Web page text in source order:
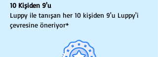
10 Kişiden 9'u
Luppy ile tanışan her 10 kişiden 9'u Luppy'i
çevresine öneriyor*